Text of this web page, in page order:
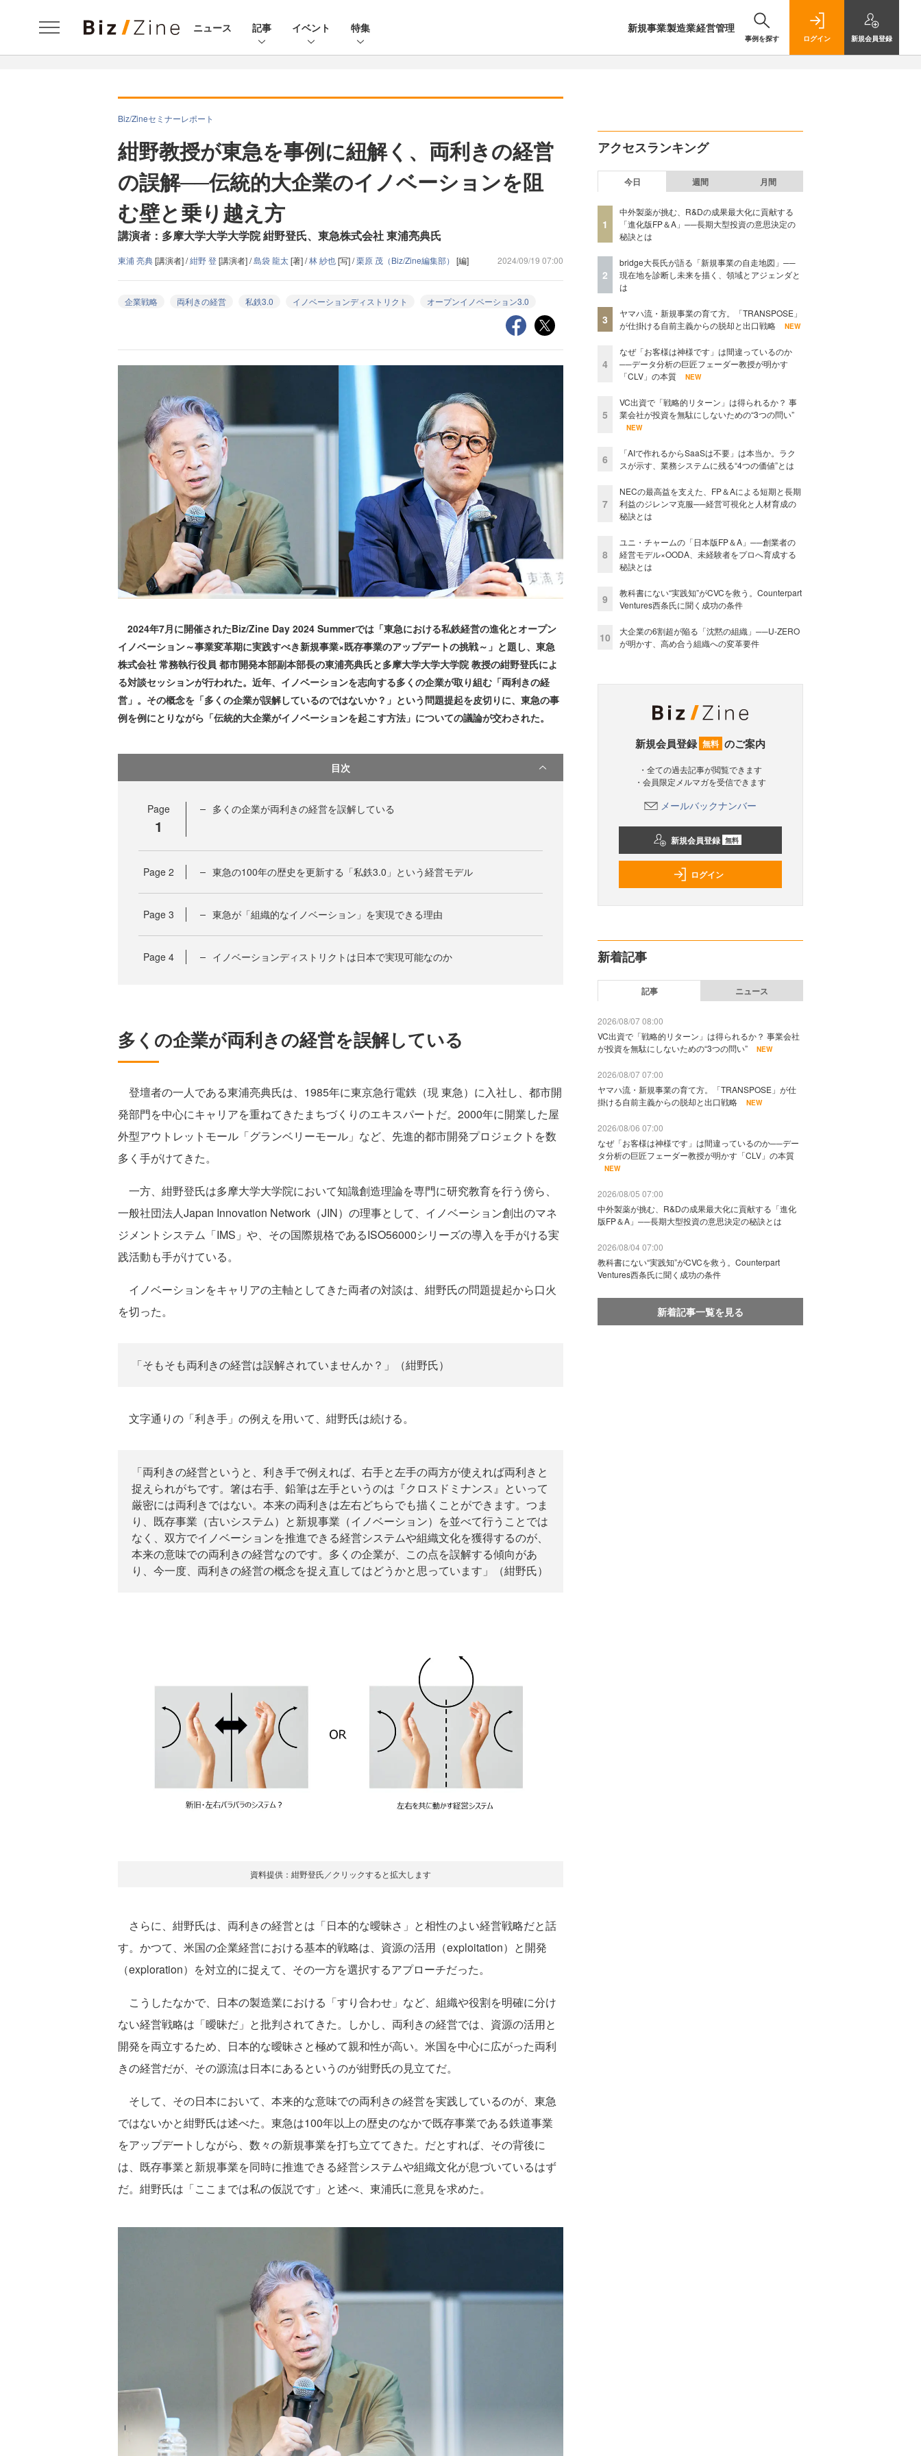
ニュース 記事 イベント 特集 新規事業製造業経営管理
事例を探す ログイン 新規会員登録
Biz/Zineセミナーレポート
紺野教授が東急を事例に紐解く、両利きの経営
の誤解──伝統的大企業のイノベーションを阻
む壁と乗り越え方
講演者：多摩大学大学大学院 紺野登氏、東急株式会社 東浦亮典氏
東浦 亮典[講演者] /紺野 登[講演者] /島袋 龍太[著] /林 紗也[写] /栗原 茂（Biz/Zine編集部） [編] 2024/09/19 07:00
企業戦略 両利きの経営 私鉄3.0 イノベーションディストリクト オープンイノベーション3.0
2024年7月に開催されたBiz/Zine Day 2024 Summerでは「東急における私鉄経営の進化とオープン
イノベーション～事業変革期に実践すべき新規事業×既存事業のアップデートの挑戦～」と題し、東急
株式会社 常務執行役員 都市開発本部副本部長の東浦亮典氏と多摩大学大学大学院 教授の紺野登氏によ
る対談セッションが行われた。近年、イノベーションを志向する多くの企業が取り組む「両利きの経
営」。その概念を「多くの企業が誤解しているのではないか？」という問題提起を皮切りに、東急の事
例を例にとりながら「伝統的大企業がイノベーションを起こす方法」についての議論が交わされた。
目次
Page
1
多くの企業が両利きの経営を誤解している
Page 2 東急の100年の歴史を更新する「私鉄3.0」という経営モデル
Page 3 東急が「組織的なイノベーション」を実現できる理由
Page 4 イノベーションディストリクトは日本で実現可能なのか
多くの企業が両利きの経営を誤解している
登壇者の一人である東浦亮典氏は、1985年に東京急行電鉄（現 東急）に入社し、都市開
発部門を中心にキャリアを重ねてきたまちづくりのエキスパートだ。2000年に開業した屋
外型アウトレットモール「グランベリーモール」など、先進的都市開発プロジェクトを数
多く手がけてきた。
一方、紺野登氏は多摩大学大学院において知識創造理論を専門に研究教育を行う傍ら、
一般社団法人Japan Innovation Network（JIN）の理事として、イノベーション創出のマネ
ジメントシステム「IMS」や、その国際規格であるISO56000シリーズの導入を手がける実
践活動も手がけている。
イノベーションをキャリアの主軸としてきた両者の対談は、紺野氏の問題提起から口火
を切った。
「そもそも両利きの経営は誤解されていませんか？」（紺野氏）
文字通りの「利き手」の例えを用いて、紺野氏は続ける。
「両利きの経営というと、利き手で例えれば、右手と左手の両方が使えれば両利きと
捉えられがちです。箸は右手、鉛筆は左手というのは『クロスドミナンス』といって
厳密には両利きではない。本来の両利きは左右どちらでも描くことができます。つま
り、既存事業（古いシステム）と新規事業（イノベーション）を並べて行うことでは
なく、双方でイノベーションを推進できる経営システムや組織文化を獲得するのが、
本来の意味での両利きの経営なのです。多くの企業が、この点を誤解する傾向があ
り、今一度、両利きの経営の概念を捉え直してはどうかと思っています」（紺野氏）
資料提供：紺野登氏／クリックすると拡大します
さらに、紺野氏は、両利きの経営とは「日本的な曖昧さ」と相性のよい経営戦略だと話
す。かつて、米国の企業経営における基本的戦略は、資源の活用（exploitation）と開発
（exploration）を対立的に捉えて、その一方を選択するアプローチだった。
こうしたなかで、日本の製造業における「すり合わせ」など、組織や役割を明確に分け
ない経営戦略は「曖昧だ」と批判されてきた。しかし、両利きの経営では、資源の活用と
開発を両立するため、日本的な曖昧さと極めて親和性が高い。米国を中心に広がった両利
きの経営だが、その源流は日本にあるというのが紺野氏の見立てだ。
そして、その日本において、本来的な意味での両利きの経営を実践しているのが、東急
ではないかと紺野氏は述べた。東急は100年以上の歴史のなかで既存事業である鉄道事業
をアップデートしながら、数々の新規事業を打ち立ててきた。だとすれば、その背後に
は、既存事業と新規事業を同時に推進できる経営システムや組織文化が息づいているはず
だ。紺野氏は「ここまでは私の仮説です」と述べ、東浦氏に意見を求めた。
アクセスランキング
今日 週間 月間
1
中外製薬が挑む、R&Dの成果最大化に貢献する
「進化版FP＆A」──長期大型投資の意思決定の
秘訣とは
2
bridge大長氏が語る「新規事業の自走地図」──
現在地を診断し未来を描く、領域とアジェンダと
は
3
ヤマハ流・新規事業の育て方。「TRANSPOSE」
が仕掛ける自前主義からの脱却と出口戦略
NEW
4
なぜ「お客様は神様です」は間違っているのか
──データ分析の巨匠フェーダー教授が明かす
「CLV」の本質
NEW
5
VC出資で「戦略的リターン」は得られるか？ 事
業会社が投資を無駄にしないための“3つの問い”
NEW
6
「AIで作れるからSaaSは不要」は本当か。ラク
スが示す、業務システムに残る“4つの価値”とは
7
NECの最高益を支えた、FP＆Aによる短期と長期
利益のジレンマ克服──経営可視化と人材育成の
秘訣とは
8
ユニ・チャームの「日本版FP＆A」──創業者の
経営モデル×OODA、未経験者をプロへ育成する
秘訣とは
9
教科書にない“実践知”がCVCを救う。Counterpart
Ventures西条氏に聞く成功の条件
10
大企業の6割超が陥る「沈黙の組織」──U-ZERO
が明かす、高め合う組織への変革要件
新規会員登録 無料 のご案内
・全ての過去記事が閲覧できます
・会員限定メルマガを受信できます
メールバックナンバー
新規会員登録 無料
ログイン
新着記事
記事 ニュース
2026/08/07 08:00
VC出資で「戦略的リターン」は得られるか？ 事業会社
が投資を無駄にしないための“3つの問い”
NEW
2026/08/07 07:00
ヤマハ流・新規事業の育て方。「TRANSPOSE」が仕
掛ける自前主義からの脱却と出口戦略
NEW
2026/08/06 07:00
なぜ「お客様は神様です」は間違っているのか──デー
タ分析の巨匠フェーダー教授が明かす「CLV」の本質
NEW
2026/08/05 07:00
中外製薬が挑む、R&Dの成果最大化に貢献する「進化
版FP＆A」──長期大型投資の意思決定の秘訣とは
2026/08/04 07:00
教科書にない“実践知”がCVCを救う。Counterpart
Ventures西条氏に聞く成功の条件
新着記事一覧を見る